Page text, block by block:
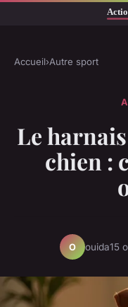
Accueil›Autre sport
Le
chien :
O ouida15